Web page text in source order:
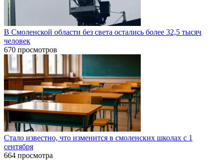
В Смоленской области без света остались более 32,5 тысяч
человек
670 просмотров
Стало известно, что изменится в смоленских школах с 1
сентября
664 просмотра